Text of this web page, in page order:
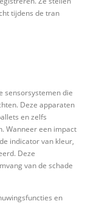
tijdens de tran
sensorsystemen die
Deze apparaten
en zelfs
Wanneer een impact
indicator van kleur,
Deze
van de schade
en